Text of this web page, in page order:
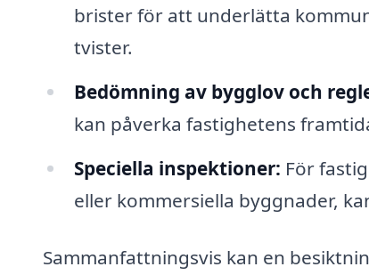
brister för att underlätta
tvister.
Bedömning av bygglov och
kan påverka fastighetens
Speciella inspektioner: För
eller kommersiella byggnader,
Sammanfattningsvis kan en